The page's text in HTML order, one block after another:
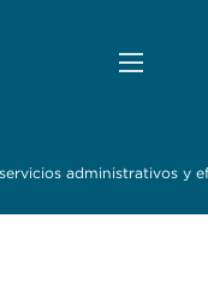
administrativos y